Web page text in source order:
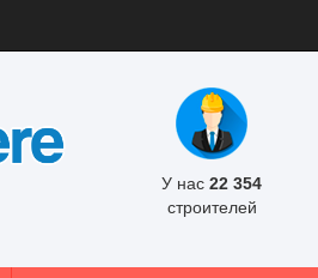
У нас 22 354
строителей